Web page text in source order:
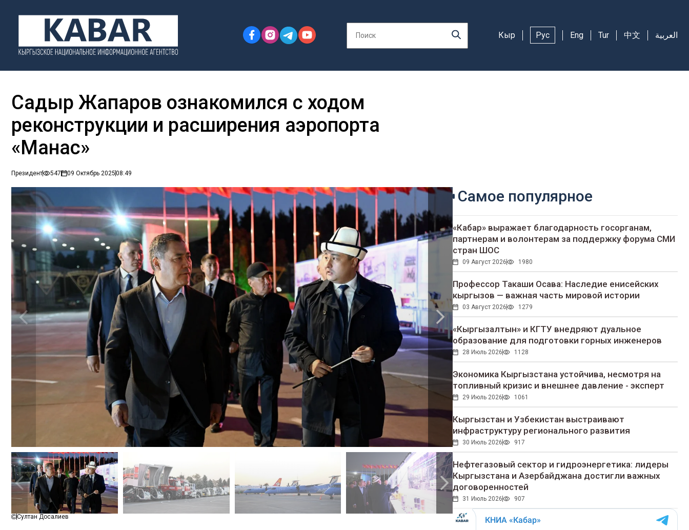
Кыр Рус Eng Tur 中文 العربية
Садыр Жапаров ознакомился с ходом
реконструкции и расширения аэропорта
«Манас»
Президент 547 09 Октябрь 202508:49
Султан Досалиев
Самое популярное
«Кабар» выражает благодарность госорганам,
партнерам и волонтерам за поддержку форума СМИ
стран ШОС
09 Август 2026 1980
Профессор Такаши Осава: Наследие енисейских
кыргызов — важная часть мировой истории
03 Август 2026 1279
«Кыргызалтын» и КГТУ внедряют дуальное
образование для подготовки горных инженеров
28 Июль 2026 1128
Экономика Кыргызстана устойчива, несмотря на
топливный кризис и внешнее давление - эксперт
29 Июль 2026 1061
Кыргызстан и Узбекистан выстраивают
инфраструктуру регионального развития
30 Июль 2026 917
Нефтегазовый сектор и гидроэнергетика: лидеры
Кыргызстана и Азербайджана достигли важных
договоренностей
31 Июль 2026 907